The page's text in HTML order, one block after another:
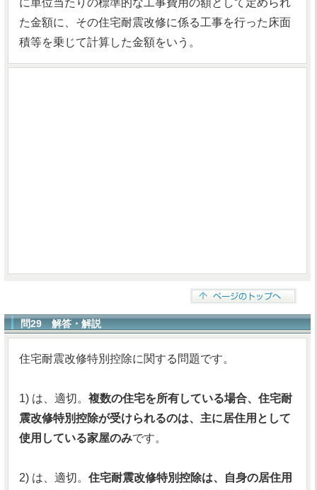
に単位当たりの標準的な工事費用の額として定められ
た金額に、その住宅耐震改修に係る工事を行った床面
積等を乗じて計算した金額をいう。
問29 解答・解説
住宅耐震改修特別控除に関する問題です。
1) は、適切。 複数の住宅を所有している場合、住宅耐
震改修特別控除が受けられるのは、主に居住用として
使用している家屋のみです。
2) は、適切。 住宅耐震改修特別控除は、自身の居住用